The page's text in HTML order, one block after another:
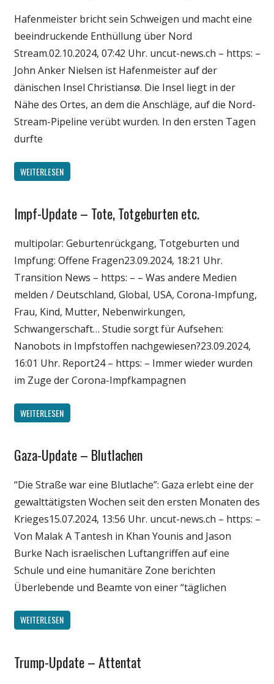
Politik
Wirtschaft
Wissenschaft
Hafenmeister bricht sein Schweigen und macht eine
beeindruckende Enthüllung über Nord
Stream.02.10.2024, 07:42 Uhr. uncut-news.ch – https: –
John Anker Nielsen ist Hafenmeister auf der
dänischen Insel Christiansø. Die Insel liegt in der
Nähe des Ortes, an dem die Anschläge, auf die Nord-
Stream-Pipeline verübt wurden. In den ersten Tagen
durfte
WEITERLESEN
Gesellschaft
Politik
Wirtschaft
Wissenschaft
Impf-Update – Tote, Totgeburten etc.
multipolar: Geburtenrückgang, Totgeburten und
Impfung: Offene Fragen23.09.2024, 18:21 Uhr.
Transition News – https: – – Was andere Medien
melden / Deutschland, Global, USA, Corona-Impfung,
Frau, Kind, Mutter, Nebenwirkungen,
Schwangerschaft… Studie sorgt für Aufsehen:
Nanobots in Impfstoffen nachgewiesen?23.09.2024,
16:01 Uhr. Report24 – https: – Immer wieder wurden
im Zuge der Corona-Impfkampagnen
WEITERLESEN
Gesellschaft
Politik
Wirtschaft
Wissenschaft
Gaza-Update – Blutlachen
“Die Straße war eine Blutlache”: Gaza erlebt eine der
gewalttätigsten Wochen seit den ersten Monaten des
Krieges15.07.2024, 13:56 Uhr. uncut-news.ch – https: –
Von Malak A Tantesh in Khan Younis and Jason
Burke Nach israelischen Luftangriffen auf eine
Schule und eine humanitäre Zone berichten
Überlebende und Beamte von einer “täglichen
WEITERLESEN
Gesellschaft
Trump-Update – Attentat